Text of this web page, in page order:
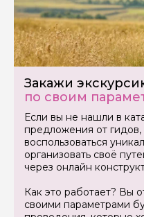
Закажи
по своим
Если вы не нашли в
предложения от
воспользоваться
организовать своё
через онлайн
Как это работает? Вы
своими параметрами